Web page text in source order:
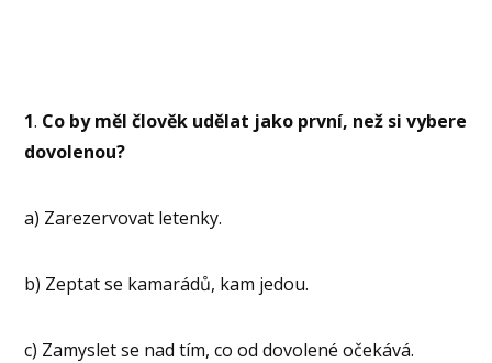
1. Co by měl člověk udělat jako první, než si vybere
dovolenou?
a) Zarezervovat letenky.
b) Zeptat se kamarádů, kam jedou.
c) Zamyslet se nad tím, co od dovolené očekává.